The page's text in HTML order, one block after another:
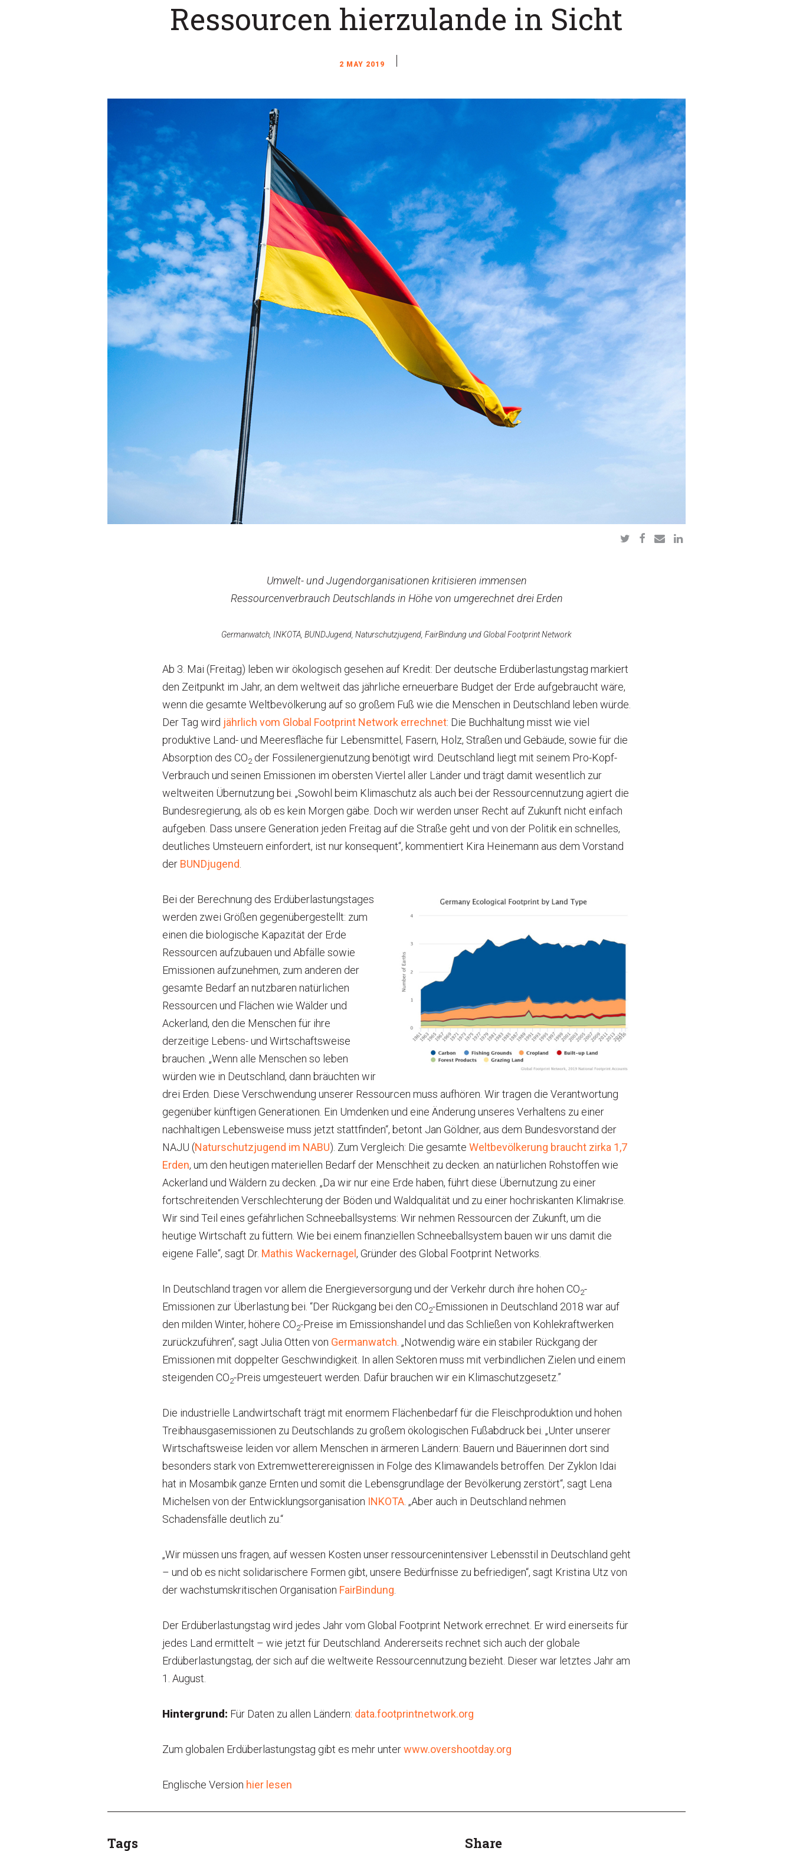
Ressourcen hierzulande in Sicht
2 MAY 2019
Umwelt- und Jugendorganisationen kritisieren immensen
Ressourcenverbrauch Deutschlands in Höhe von umgerechnet drei Erden
Germanwatch, INKOTA, BUNDJugend, Naturschutzjugend, FairBindung und Global Footprint Network
Ab 3. Mai (Freitag) leben wir ökologisch gesehen auf Kredit: Der deutsche Erdüberlastungstag markiert
den Zeitpunkt im Jahr, an dem weltweit das jährliche erneuerbare Budget der Erde aufgebraucht wäre,
wenn die gesamte Weltbevölkerung auf so großem Fuß wie die Menschen in Deutschland leben würde.
Der Tag wird jährlich vom Global Footprint Network errechnet: Die Buchhaltung misst wie viel
produktive Land- und Meeresfläche für Lebensmittel, Fasern, Holz, Straßen und Gebäude, sowie für die
Absorption des CO2der Fossilenergienutzung benötigt wird. Deutschland liegt mit seinem Pro-Kopf-
Verbrauch und seinen Emissionen im obersten Viertel aller Länder und trägt damit wesentlich zur
weltweiten Übernutzung bei. „Sowohl beim Klimaschutz als auch bei der Ressourcennutzung agiert die
Bundesregierung, als ob es kein Morgen gäbe. Doch wir werden unser Recht auf Zukunft nicht einfach
aufgeben. Dass unsere Generation jeden Freitag auf die Straße geht und von der Politik ein schnelles,
deutliches Umsteuern einfordert, ist nur konsequent“, kommentiert Kira Heinemann aus dem Vorstand
der BUNDjugend
Bei der Berechnung des Erdüberlastungstages
werden zwei Größen gegenübergestellt: zum
einen die biologische Kapazität der Erde
Ressourcen aufzubauen und Abfälle sowie
Emissionen aufzunehmen, zum anderen der
gesamte Bedarf an nutzbaren natürlichen
Ressourcen und Flächen wie Wälder und
Ackerland, den die Menschen für ihre
derzeitige Lebens- und Wirtschaftsweise
brauchen. „Wenn alle Menschen so leben
würden wie in Deutschland, dann bräuchten wir
drei Erden. Diese Verschwendung unserer Ressourcen muss aufhören. Wir tragen die Verantwortung
gegenüber künftigen Generationen. Ein Umdenken und eine Änderung unseres Verhaltens zu einer
nachhaltigen Lebensweise muss jetzt stattfinden“, betont Jan Göldner, aus dem Bundesvorstand der
NAJU (Naturschutzjugend im NABU). Zum Vergleich: Die gesamte Weltbevölkerung braucht zirka 1,7
Erden, um den heutigen materiellen Bedarf der Menschheit zu decken. an natürlichen Rohstoffen wie
Ackerland und Wäldern zu decken. „Da wir nur eine Erde haben, führt diese Übernutzung zu einer
fortschreitenden Verschlechterung der Böden und Waldqualität und zu einer hochriskanten Klimakrise.
Wir sind Teil eines gefährlichen Schneeballsystems: Wir nehmen Ressourcen der Zukunft, um die
heutige Wirtschaft zu füttern. Wie bei einem finanziellen Schneeballsystem bauen wir uns damit die
eigene Falle“, sagt Dr. Mathis Wackernagel , Gründer des Global Footprint Networks.
In Deutschland tragen vor allem die Energieversorgung und der Verkehr durch ihre hohen CO2-
Emissionen zur Überlastung bei. “Der Rückgang bei den CO2-Emissionen in Deutschland 2018 war auf
den milden Winter, höhere CO2-Preise im Emissionshandel und das Schließen von Kohlekraftwerken
zurückzuführen“, sagt Julia Otten von Germanwatch . „Notwendig wäre ein stabiler Rückgang der
Emissionen mit doppelter Geschwindigkeit. In allen Sektoren muss mit verbindlichen Zielen und einem
steigenden CO2-Preis umgesteuert werden. Dafür brauchen wir ein Klimaschutzgesetz.”
Die industrielle Landwirtschaft trägt mit enormem Flächenbedarf für die Fleischproduktion und hohen
Treibhausgasemissionen zu Deutschlands zu großem ökologischen Fußabdruck bei. „Unter unserer
Wirtschaftsweise leiden vor allem Menschen in ärmeren Ländern: Bauern und Bäuerinnen dort sind
besonders stark von Extremwetterereignissen in Folge des Klimawandels betroffen. Der Zyklon Idai
hat in Mosambik ganze Ernten und somit die Lebensgrundlage der Bevölkerung zerstört“, sagt Lena
Michelsen von der Entwicklungsorganisation INKOTA. „Aber auch in Deutschland nehmen
Schadensfälle deutlich zu.“
„Wir müssen uns fragen, auf wessen Kosten unser ressourcenintensiver Lebensstil in Deutschland geht
– und ob es nicht solidarischere Formen gibt, unsere Bedürfnisse zu befriedigen“, sagt Kristina Utz von
der wachstumskritischen Organisation FairBindung
Der Erdüberlastungstag wird jedes Jahr vom Global Footprint Network errechnet. Er wird einerseits für
jedes Land ermittelt – wie jetzt für Deutschland. Andererseits rechnet sich auch der globale
Erdüberlastungstag, der sich auf die weltweite Ressourcennutzung bezieht. Dieser war letztes Jahr am
1. August.
Hintergrund: Für Daten zu allen Ländern: data.footprintnetwork.org
Zum globalen Erdüberlastungstag gibt es mehr unterwww.overshootday.org
Englische Version hier lesen
Tags Share